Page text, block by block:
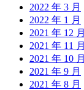
2022 年 3 月
2022 年 1 月
2021 年 12 月
2021 年 11 月
2021 年 10 月
2021 年 9 月
2021 年 8 月